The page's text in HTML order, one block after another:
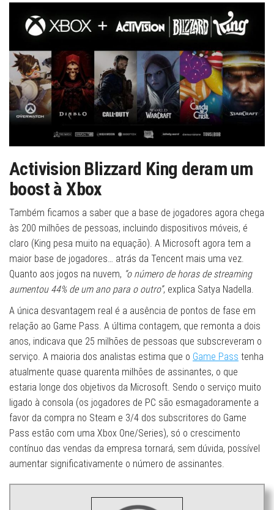
Activision Blizzard King deram um
boost à Xbox
Também ficamos a saber que a base de jogadores agora chega
às 200 milhões de pessoas, incluindo dispositivos móveis, é
claro (King pesa muito na equação). A Microsoft agora tem a
maior base de jogadores… atrás da Tencent mais uma vez.
Quanto aos jogos na nuvem, “o número de horas de streaming
aumentou 44% de um ano para o outro”, explica Satya Nadella.
A única desvantagem real é a ausência de pontos de fase em
relação ao Game Pass. A última contagem, que remonta a dois
anos, indicava que 25 milhões de pessoas que subscreveram o
serviço. A maioria dos analistas estima que o Game Pass tenha
atualmente quase quarenta milhões de assinantes, o que
estaria longe dos objetivos da Microsoft. Sendo o serviço muito
ligado à consola (os jogadores de PC são esmagadoramente a
favor da compra no Steam e 3/4 dos subscritores do Game
Pass estão com uma Xbox One/Series), só o crescimento
contínuo das vendas da empresa tornará, sem dúvida, possível
aumentar significativamente o número de assinantes.